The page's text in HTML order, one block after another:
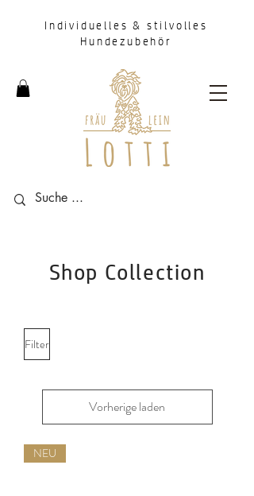
Individuelles & stilvolles
Hundezubehör
Shop Collection
Filter
Vorherige laden
NEU